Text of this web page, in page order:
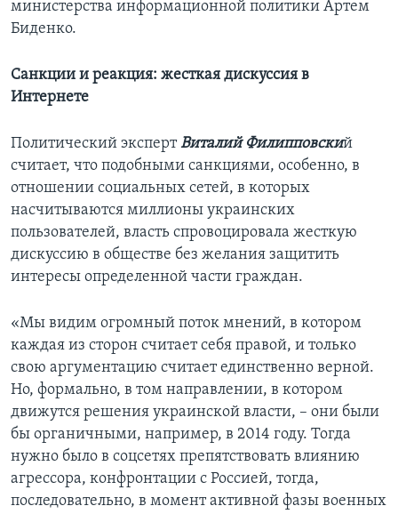
министерства информационной политики Артем
Биденко.
Санкции и реакция: жесткая дискуссия в
Интернете
Политический экспертВиталий Филипповский
считает, что подобными санкциями, особенно, в
отношении социальных сетей, в которых
насчитываются миллионы украинских
пользователей, власть спровоцировала жесткую
дискуссию в обществе без желания защитить
интересы определенной части граждан.
«Мы видим огромный поток мнений, в котором
каждая из сторон считает себя правой, и только
свою аргументацию считает единственно верной.
Но, формально, в том направлении, в котором
движутся решения украинской власти, – они были
бы органичными, например, в 2014 году. Тогда
нужно было в соцсетях препятствовать влиянию
агрессора, конфронтации с Россией, тогда,
последовательно, в момент активной фазы военных